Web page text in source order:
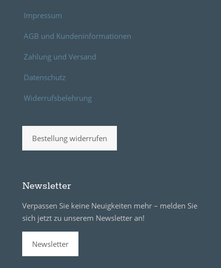
Impressum
AGB und Kundeninformationen
Zahlung und Versand
Datenschutz
Widerrufsbelehrung
Bestellung widerrufen
Newsletter
Verpassen Sie keine Neuigkeiten mehr – melden Sie
sich jetzt zu unserem Newsletter an!
Newsletter